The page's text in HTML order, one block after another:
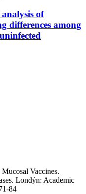
of
differences among
Vaccines.
Londýn: Academic
84